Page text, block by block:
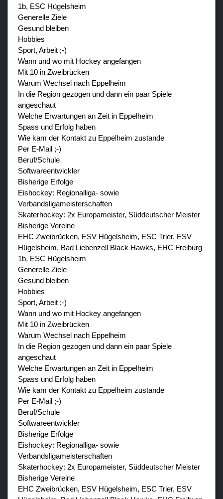
1b, ESC Hügelsheim
Generelle Ziele
Gesund bleiben
Hobbies
Sport, Arbeit ;-)
Wann und wo mit Hockey angefangen
Mit 10 in Zweibrücken
Warum Wechsel nach Eppelheim
In die Region gezogen und dann ein paar Spiele
angeschaut
Welche Erwartungen an Zeit in Eppelheim
Spass und Erfolg haben
Wie kam der Kontakt zu Eppelheim zustande
Per E-Mail ;-)
Beruf/Schule
Softwareentwickler
Bisherige Erfolge
Eishockey: Regionalliga- sowie
Verbandsligameisterschaften
Skaterhockey: 2x Europameister, Süddeutscher Meister
Bisherige Vereine
EHC Zweibrücken, ESV Hügelsheim, ESC Trier, ESV
Hügelsheim, Bad Liebenzell Black Hawks, EHC Freiburg
1b, ESC Hügelsheim
Generelle Ziele
Gesund bleiben
Hobbies
Sport, Arbeit ;-)
Wann und wo mit Hockey angefangen
Mit 10 in Zweibrücken
Warum Wechsel nach Eppelheim
In die Region gezogen und dann ein paar Spiele
angeschaut
Welche Erwartungen an Zeit in Eppelheim
Spass und Erfolg haben
Wie kam der Kontakt zu Eppelheim zustande
Per E-Mail ;-)
Beruf/Schule
Softwareentwickler
Bisherige Erfolge
Eishockey: Regionalliga- sowie
Verbandsligameisterschaften
Skaterhockey: 2x Europameister, Süddeutscher Meister
Bisherige Vereine
EHC Zweibrücken, ESV Hügelsheim, ESC Trier, ESV